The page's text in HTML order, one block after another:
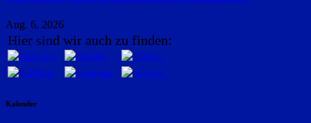
Aug. 6, 2026
Hier sind wir auch zu finden:
Kalender